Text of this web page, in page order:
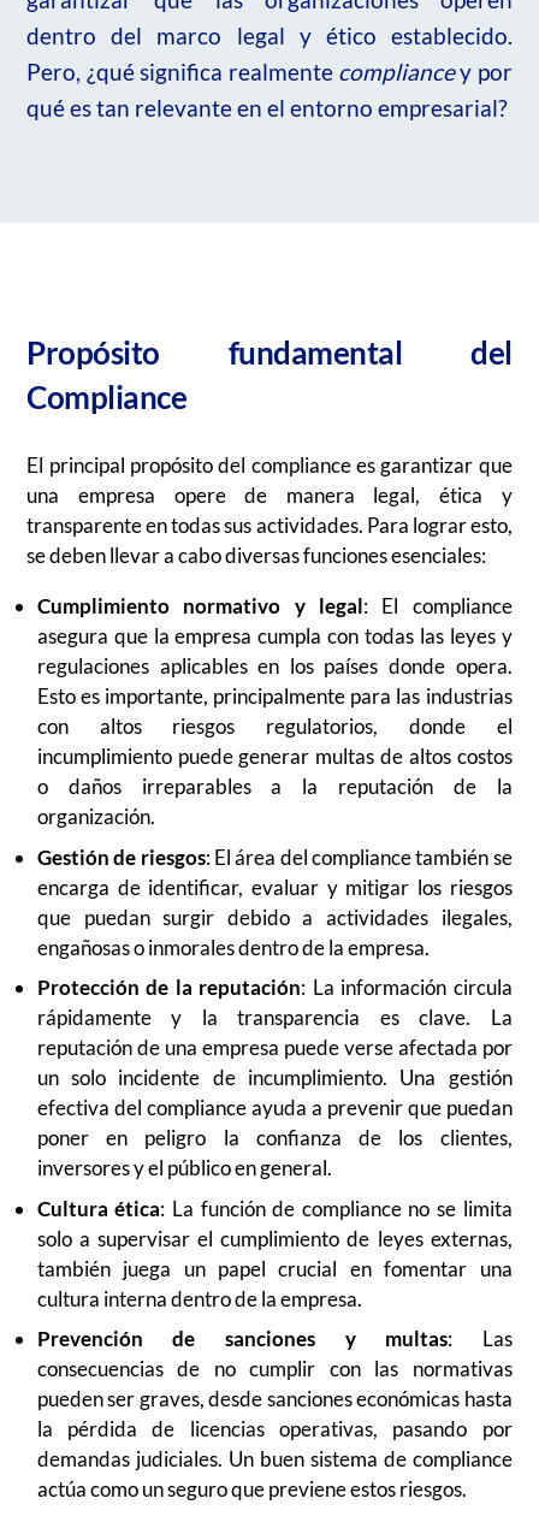
dentro del marco legal y ético establecido.
Pero, ¿qué significa realmente compliancey por
qué es tan relevante en el entorno empresarial?
Propósito fundamental del
Compliance
El principal propósito del compliance es garantizar que
una empresa opere de manera legal, ética y
transparente en todas sus actividades. Para lograr esto,
se deben llevar a cabo diversas funciones esenciales:
Cumplimiento normativo y legal: El compliance
asegura que la empresa cumpla con todas las leyes y
regulaciones aplicables en los países donde opera.
Esto es importante, principalmente para las industrias
con altos riesgos regulatorios, donde el
incumplimiento puede generar multas de altos costos
o daños irreparables a la reputación de la
organización.
Gestión de riesgos: El área del compliance también se
encarga de identificar, evaluar y mitigar los riesgos
que puedan surgir debido a actividades ilegales,
engañosas o inmorales dentro de la empresa.
Protección de la reputación: La información circula
rápidamente y la transparencia es clave. La
reputación de una empresa puede verse afectada por
un solo incidente de incumplimiento. Una gestión
efectiva del compliance ayuda a prevenir que puedan
poner en peligro la confianza de los clientes,
inversores y el público en general.
Cultura ética: La función de compliance no se limita
solo a supervisar el cumplimiento de leyes externas,
también juega un papel crucial en fomentar una
cultura interna dentro de la empresa.
Prevención de sanciones y multas: Las
consecuencias de no cumplir con las normativas
pueden ser graves, desde sanciones económicas hasta
la pérdida de licencias operativas, pasando por
demandas judiciales. Un buen sistema de compliance
actúa como un seguro que previene estos riesgos.